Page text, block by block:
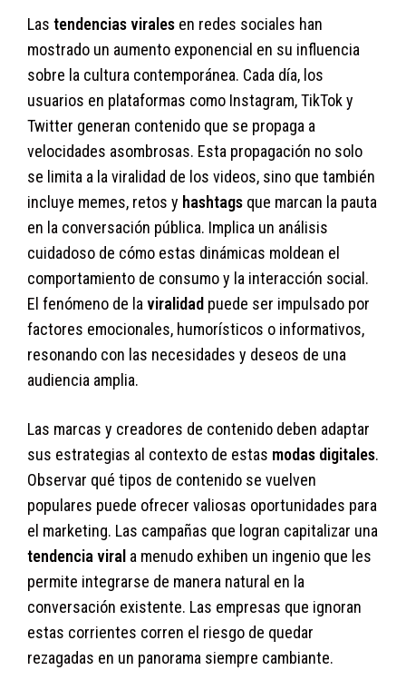
Las tendencias virales en redes sociales han
mostrado un aumento exponencial en su influencia
sobre la cultura contemporánea. Cada día, los
usuarios en plataformas como Instagram, TikTok y
Twitter generan contenido que se propaga a
velocidades asombrosas. Esta propagación no solo
se limita a la viralidad de los videos, sino que también
incluye memes, retos y hashtags que marcan la pauta
en la conversación pública. Implica un análisis
cuidadoso de cómo estas dinámicas moldean el
comportamiento de consumo y la interacción social.
El fenómeno de la viralidad puede ser impulsado por
factores emocionales, humorísticos o informativos,
resonando con las necesidades y deseos de una
audiencia amplia.
Las marcas y creadores de contenido deben adaptar
sus estrategias al contexto de estas modas digitales.
Observar qué tipos de contenido se vuelven
populares puede ofrecer valiosas oportunidades para
el marketing. Las campañas que logran capitalizar una
tendencia viral a menudo exhiben un ingenio que les
permite integrarse de manera natural en la
conversación existente. Las empresas que ignoran
estas corrientes corren el riesgo de quedar
rezagadas en un panorama siempre cambiante.